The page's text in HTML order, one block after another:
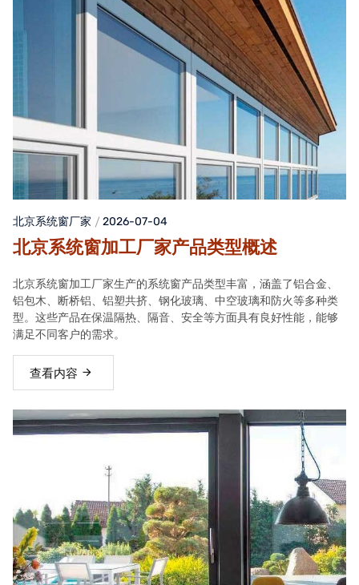
北京系统窗厂家 2026-07-04
北京系统窗加工厂家产品类型概述
北京系统窗加工厂家生产的系统窗产品类型丰富，涵盖了铝合金、
铝包木、断桥铝、铝塑共挤、钢化玻璃、中空玻璃和防火等多种类
型。这些产品在保温隔热、隔音、安全等方面具有良好性能，能够
满足不同客户的需求。
查看内容